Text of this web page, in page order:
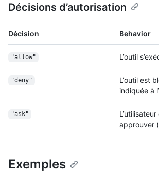
Décisions d’autorisation
Décision Behavior
"allow" L’outil
"deny"
L’outil est
indiquée à
"ask"
approuver
Exemples